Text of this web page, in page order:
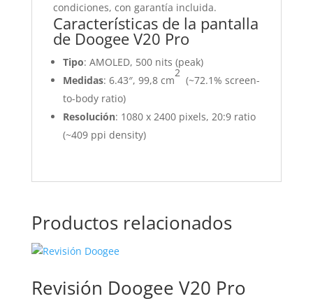
condiciones, con garantía incluida.
Características de la pantalla
de Doogee V20 Pro
Tipo: AMOLED, 500 nits (peak)
Medidas: 6.43″, 99,8 cm
2
(~72.1% screen-
to-body ratio)
Resolución: 1080 x 2400 pixels, 20:9 ratio
(~409 ppi density)
Productos relacionados
Revisión Doogee V20 Pro